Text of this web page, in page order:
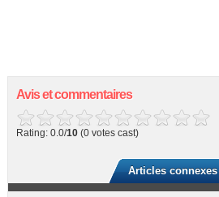
Avis et commentaires
Rating: 0.0/10(0 votes cast)
Articles connexes